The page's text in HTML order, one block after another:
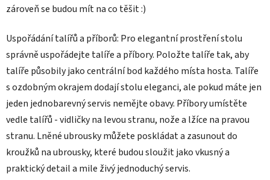
zároveň se budou mít na co těšit :)
Uspořádání talířů a příborů: Pro elegantní prostření stolu
správně uspořádejte talíře a příbory. Položte talíře tak, aby
talíře působily jako centrální bod každého místa hosta. Talíře
s ozdobným okrajem dodají stolu eleganci, ale pokud máte jen
jeden jednobarevný servis nemějte obavy. Příbory umístěte
vedle talířů - vidličky na levou stranu, nože a lžíce na pravou
stranu. Lněné ubrousky můžete poskládat a zasunout do
kroužků na ubrousky, které budou sloužit jako vkusný a
praktický detail a mile živý jednoduchý servis.